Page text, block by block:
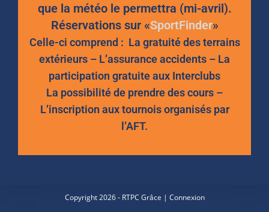
que la météo le permettra (mi-avril).
Réservations sur «SportFinder»
Celle-ci comprend : La gratuité des terrains
extérieurs – L’assurance accidents – La
participation gratuite aux Interclubs
La possibilité de prendre des cours –
L’inscription aux tournois organisés par
l’AFT.
Copyright 2026 - RTPC Grâce | Connexion